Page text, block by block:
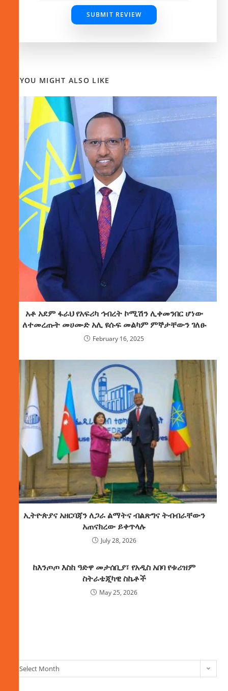
SUBMIT REVIEW
YOU MIGHT ALSO LIKE
አቶ አደም ፋራህ የአፍሪካ ኅብረት ኮሚሽን ሊቀመንበር ሆነው
ለተመረጡት መሀሙድ አሊ ዩሱፍ መልካም ምኞታቸውን ገለፁ
February 16, 2025
ኢትዮጵያና አዘርባጃን ለጋራ ልማትና ብልጽግና ትብብራቸውን
አጠናክረው ይቀጥላሉ
July 28, 2026
ከእንጦጦ እስከ ዓድዋ መታሰቢያ፣ የአዲስ አበባ የቱሪዝም
ስትራቴጂካዊ ስኬቶች
May 25, 2026
Select Month